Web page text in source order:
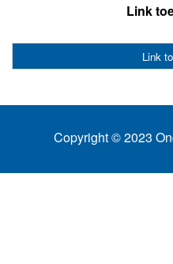
Link
Link
Copyright © 2023